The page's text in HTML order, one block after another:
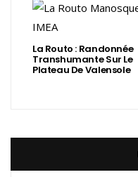
La Routo : Randonnée
Transhumante Sur Le
Plateau De Valensole